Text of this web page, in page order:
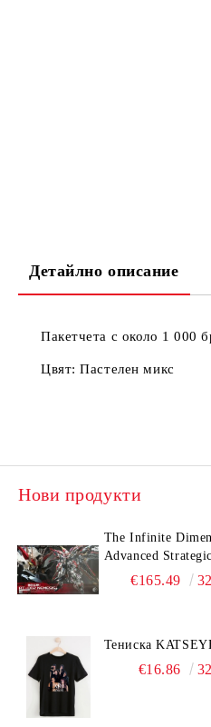
Детайлно описание
Пакетчета с около 1 000
Цвят: Пастелен микс
Нови продукти
The Infinite
Advanced
Titan RT-002
€165.49
Тениска
€16.86